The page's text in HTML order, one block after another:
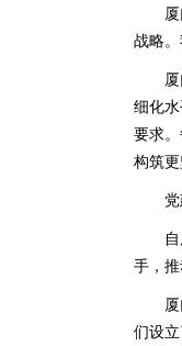
战略
细化
要求
构筑更
手，
们设